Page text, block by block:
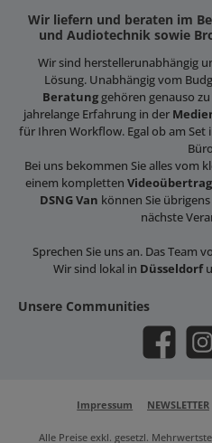
Wir liefern und beraten im
und Audiotechnik sowie
Wir sind herstellerunabhängig
Lösung. Unabhängig vom
Beratunggehören genauso
jahrelange Erfahrung in der
für Ihren Workflow. Egal ob am
Bei uns bekommen Sie alles vom
einem kompletten
DSNG Van können Sie
nächste
Sprechen Sie uns an. Das Team
Wir sind lokal in Düsseldorf
Unsere Communities
Facebook
Impressum NEWSLETTER
Alle Preise exkl. gesetzl.